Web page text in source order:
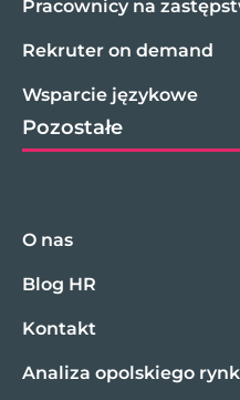
Pracownicy na
Rekruter on demand
Wsparcie językowe
Pozostałe
O nas
Blog HR
Kontakt
Analiza opolskiego